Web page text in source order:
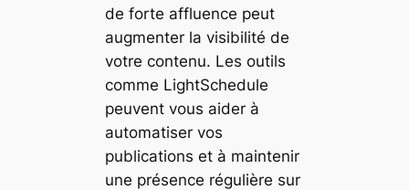
de forte affluence peut
augmenter la visibilité de
votre contenu. Les outils
comme LightSchedule
peuvent vous aider à
automatiser vos
publications et à maintenir
une présence régulière sur